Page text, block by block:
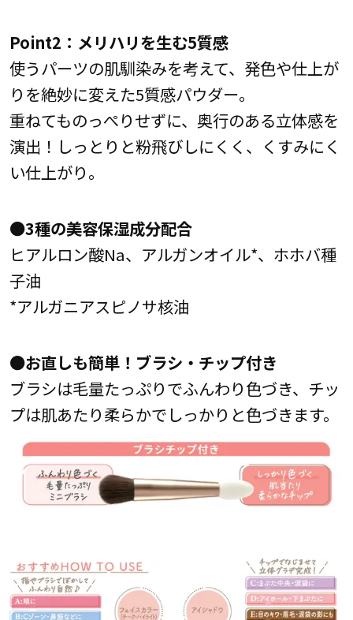
Point2：メリハリを生む5質感
使うパーツの肌馴染みを考えて、発色や仕上が
りを絶妙に変えた5質感パウダー。
重ねてものっぺりせずに、奥行のある立体感を
演出！しっとりと粉飛びしにくく、くすみにく
い仕上がり。
●3種の美容保湿成分配合
ヒアルロン酸Na、アルガンオイル*、ホホバ種
子油
*アルガニアスピノサ核油
●お直しも簡単！ブラシ・チップ付き
ブラシは毛量たっぷりでふんわり色づき、チッ
プは肌あたり柔らかでしっかりと色づきます。